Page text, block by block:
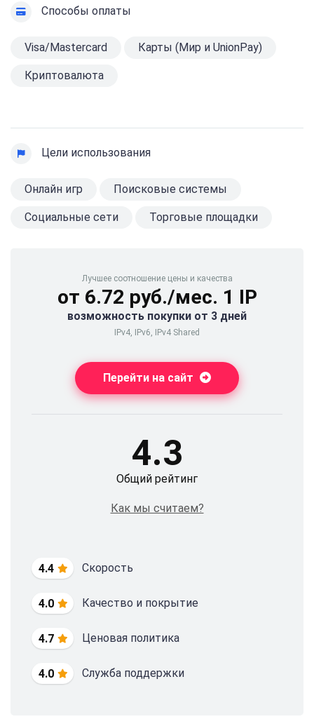
Способы оплаты
Visa/Mastercard Карты (Мир и UnionPay)
Криптовалюта
Цели использования
Онлайн игр Поисковые системы
Социальные сети Торговые площадки
Лучшее соотношение цены и качества
от 6.72 руб./мес. 1 IP
возможность покупки от 3 дней
IPv4, IPv6, IPv4 Shared
Перейти на сайт
4.4 Скорость
4.0 Качество и покрытие
4.7 Ценовая политика
4.0 Служба поддержки
4.3
Общий рейтинг
Как мы считаем?